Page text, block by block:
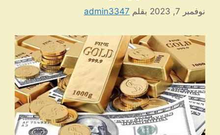
نوفمبر 7, 2023 بقلم admin3347